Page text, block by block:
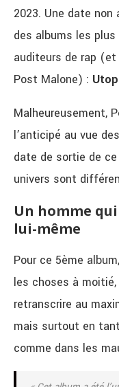
2023. Une date non
des albums les
auditeurs de rap
Post Malone) :
Malheureusement,
l’anticipé au vue
date de sortie de
univers sont
Un homme
lui-même
Pour ce 5ème
les choses à
retranscrire au
mais surtout en
comme dans les